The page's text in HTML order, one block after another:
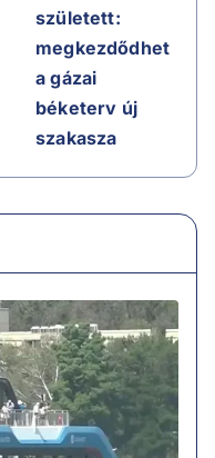
született:
megkezdődhet
a gázai
béketerv új
szakasza